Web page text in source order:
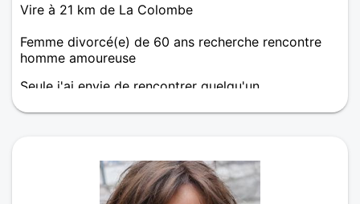
Vire à 21 km de La Colombe
Femme divorcé(e) de 60 ans recherche rencontre
homme amoureuse
Seule j'ai envie de rencontrer quelqu'un